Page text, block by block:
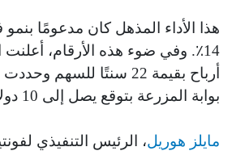
هذا الأداء المذهل كان مدعومًا بنمو
14٪. وفي ضوء هذه الأرقام، أعلنت
أرباح بقيمة 22 سنتًا
بوابة المزرعة بتوقع يصل إلى 10 دولارات لكل كيلو.
مايلز هوريل، الرئيس التنفيذي